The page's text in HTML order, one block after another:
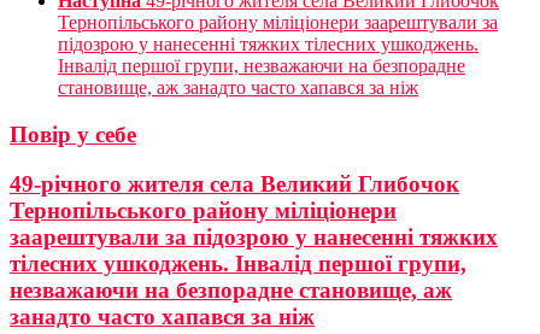
Тернопільського району міліціонери заарештували за
підозрою у нанесенні тяжких тілесних ушкоджень.
Інвалід першої групи, незважаючи на безпорадне
становище, аж занадто часто хапався за ніж
Повір у себе
49-річного жителя села Великий Глибочок
Тернопільського району міліціонери
заарештували за підозрою у нанесенні тяжких
тілесних ушкоджень. Інвалід першої групи,
незважаючи на безпорадне становище, аж
занадто часто хапався за ніж